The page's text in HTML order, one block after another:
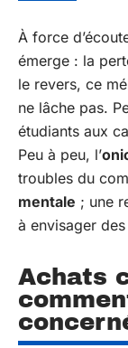
À force
émerge : la
le revers, ce
ne lâche pas.
étudiants aux
Peu à peu, l’
troubles du
mentale ; une
à envisager
Achats